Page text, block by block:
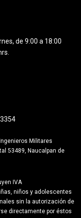
de 9:00 a 18:00
Militares
53489, Naucalpan de
IVA
niños y adolescentes
sin la autorización de
directamente por éstos